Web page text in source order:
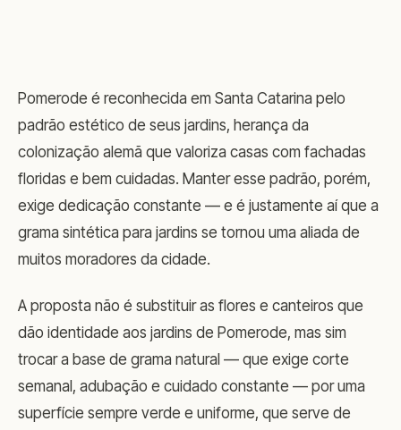
Pomerode é reconhecida em Santa Catarina pelo
padrão estético de seus jardins, herança da
colonização alemã que valoriza casas com fachadas
floridas e bem cuidadas. Manter esse padrão, porém,
exige dedicação constante — e é justamente aí que a
grama sintética para jardins se tornou uma aliada de
muitos moradores da cidade.
A proposta não é substituir as flores e canteiros que
dão identidade aos jardins de Pomerode, mas sim
trocar a base de grama natural — que exige corte
semanal, adubação e cuidado constante — por uma
superfície sempre verde e uniforme, que serve de